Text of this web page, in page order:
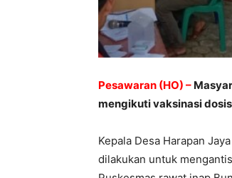
Pesawaran (HO) –
mengikuti vaksinasi
Kepala Desa Harapan
dilakukan untuk